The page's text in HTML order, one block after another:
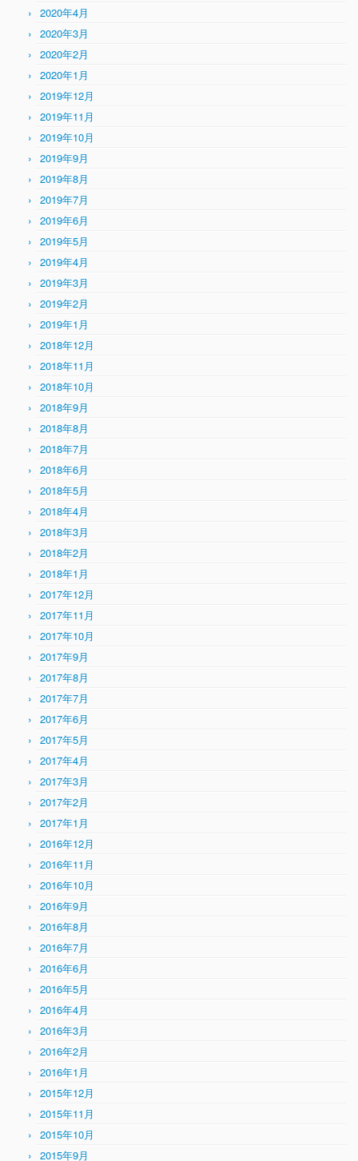
2020年4月
2020年3月
2020年2月
2020年1月
2019年12月
2019年11月
2019年10月
2019年9月
2019年8月
2019年7月
2019年6月
2019年5月
2019年4月
2019年3月
2019年2月
2019年1月
2018年12月
2018年11月
2018年10月
2018年9月
2018年8月
2018年7月
2018年6月
2018年5月
2018年4月
2018年3月
2018年2月
2018年1月
2017年12月
2017年11月
2017年10月
2017年9月
2017年8月
2017年7月
2017年6月
2017年5月
2017年4月
2017年3月
2017年2月
2017年1月
2016年12月
2016年11月
2016年10月
2016年9月
2016年8月
2016年7月
2016年6月
2016年5月
2016年4月
2016年3月
2016年2月
2016年1月
2015年12月
2015年11月
2015年10月
2015年9月